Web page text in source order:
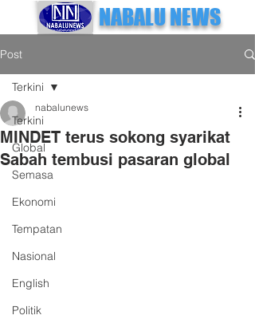
NABALU NEWS
Post
Terkini
Global
Semasa
Ekonomi
Tempatan
Nasional
English
Politik
Terkini
MINDET terus sokong syarikat
Sabah tembusi pasaran global
nabalunews